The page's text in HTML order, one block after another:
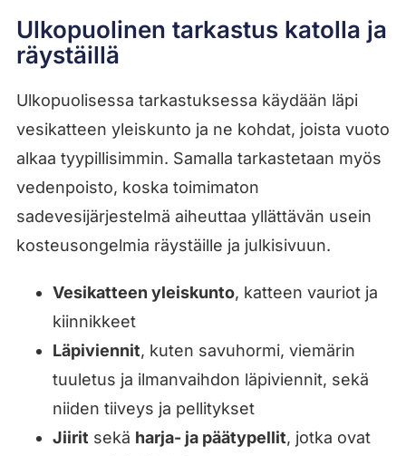
Ulkopuolinen tarkastus katolla ja
räystäillä
Ulkopuolisessa tarkastuksessa käydään läpi
vesikatteen yleiskunto ja ne kohdat, joista vuoto
alkaa tyypillisimmin. Samalla tarkastetaan myös
vedenpoisto, koska toimimaton
sadevesijärjestelmä aiheuttaa yllättävän usein
kosteusongelmia räystäille ja julkisivuun.
Vesikatteen yleiskunto, katteen vauriot ja
kiinnikkeet
Läpiviennit, kuten savuhormi, viemärin
tuuletus ja ilmanvaihdon läpiviennit, sekä
niiden tiiveys ja pellitykset
Jiirit sekä harja- ja päätypellit, jotka ovat